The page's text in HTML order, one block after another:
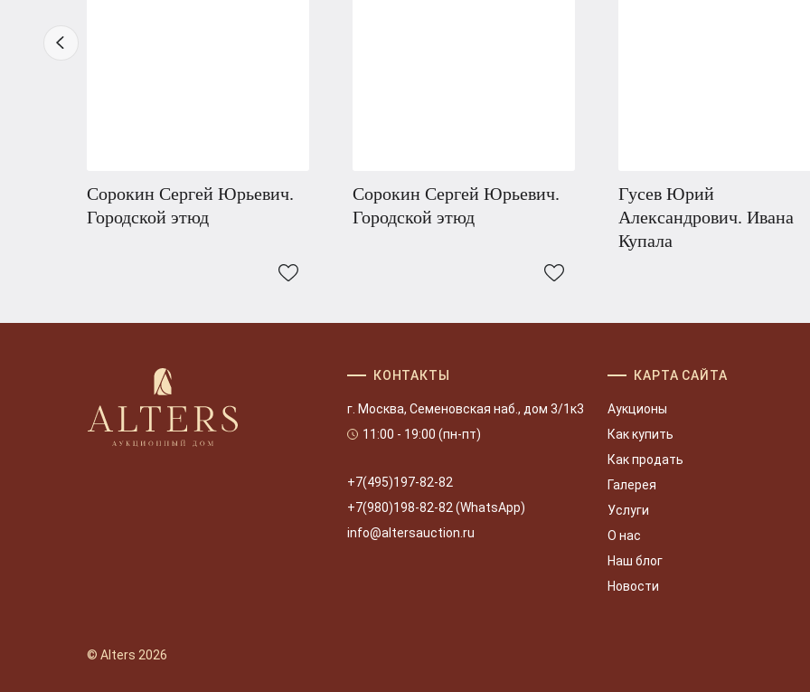
Сорокин Сергей Юрьевич.
Городской этюд
Сорокин Сергей Юрьевич.
Городской этюд
Гусев Юрий
Александрович. Ивана
Купала
© Alters 2026
КОНТАКТЫ
г. Москва, Семеновская наб., дом 3/1к3
11:00 - 19:00 (пн-пт)
+7(495)197-82-82
+7(980)198-82-82 (WhatsApp)
info@altersauction.ru
КАРТА САЙТА
Аукционы
Как купить
Как продать
Галерея
Услуги
О нас
Наш блог
Новости